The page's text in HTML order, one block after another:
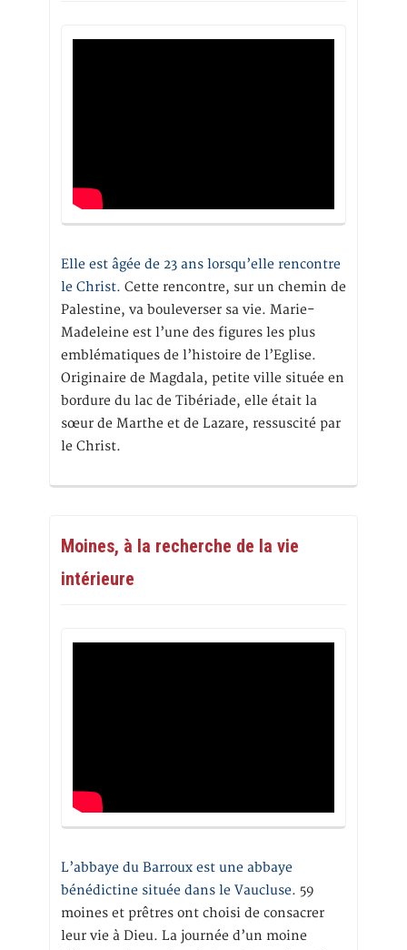
Elle est âgée de 23 ans lorsqu’elle rencontre
le Christ. Cette rencontre, sur un chemin de
Palestine, va bouleverser sa vie. Marie-
Madeleine est l’une des figures les plus
emblématiques de l’histoire de l’Eglise.
Originaire de Magdala, petite ville située en
bordure du lac de Tibériade, elle était la
sœur de Marthe et de Lazare, ressuscité par
le Christ.
Moines, à la recherche de la vie
intérieure
L’abbaye du Barroux est une abbaye
bénédictine située dans le Vaucluse. 59
moines et prêtres ont choisi de consacrer
leur vie à Dieu. La journée d’un moine